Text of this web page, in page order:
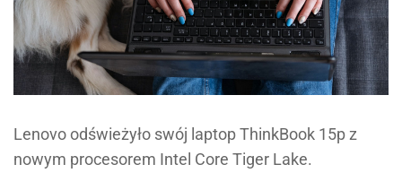
Lenovo odświeżyło swój laptop ThinkBook 15p z
nowym procesorem Intel Core Tiger Lake.